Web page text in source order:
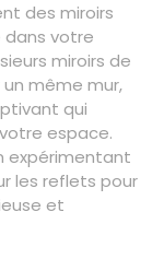
des miroirs
votre
miroirs de
même mur,
qui
espace.
expérimentant
les reflets pour
et